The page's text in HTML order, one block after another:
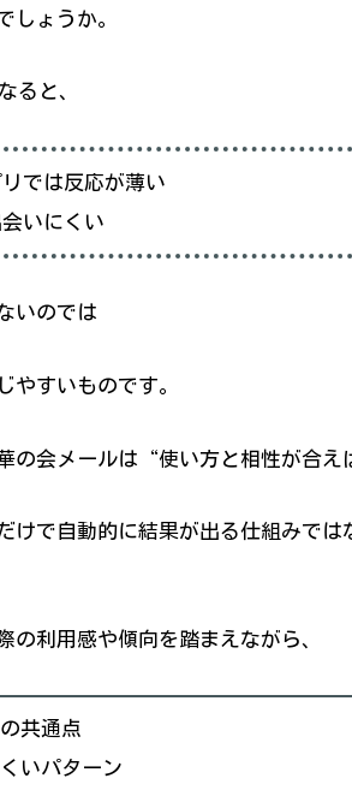
しょうか。
ると、
では反応が薄い
いにくい
いのでは
やすいものです。
の会メールは“使い方と相性が合
けで自動的に結果が出る仕組みで
の利用感や傾向を踏まえながら、
共通点
いパターン